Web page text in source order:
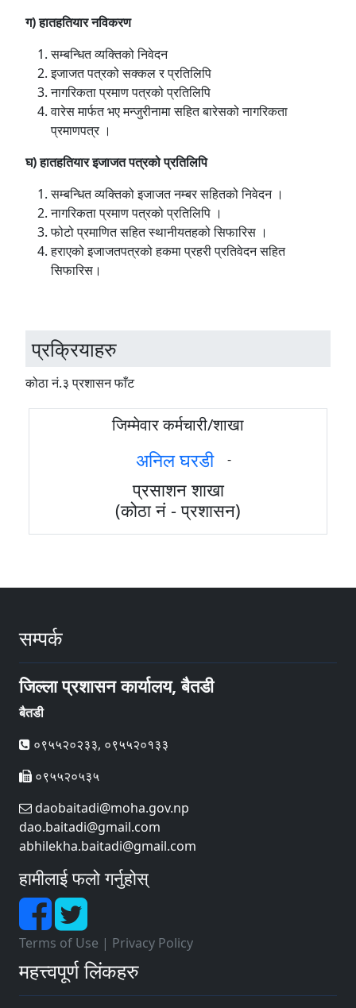
ग) हातहतियार नविकरण
सम्बन्धित व्यक्तिको निवेदन
इजाजत पत्रको सक्कल र प्रतिलिपि
नागरिकता प्रमाण पत्रको प्रतिलिपि
वारेस मार्फत भए मन्जुरीनामा सहित बारेसको नागरिकता
प्रमाणपत्र ।
घ) हातहतियार इजाजत पत्रको प्रतिलिपि
सम्बन्धित व्यक्तिको इजाजत नम्बर सहितको निवेदन ।
नागरिकता प्रमाण पत्रको प्रतिलिपि ।
फोटो प्रमाणित सहित स्थानीयतहको सिफारिस ।
हराएको इजाजतपत्रको हकमा प्रहरी प्रतिवेदन सहित
सिफारिस।
प्रक्रियाहरु
कोठा नं.३ प्रशासन फाँट
जिम्मेवार कर्मचारी/शाखा
अनिल घरडी -
प्रसाशन शाखा
(कोठा नं - प्रशासन)
सम्पर्क
जिल्ला प्रशासन कार्यालय, बैतडी
बैतडी
०९५५२०२३३, ०९५५२०१३३
०९५५२०५३५
daobaitadi@moha.gov.np
dao.baitadi@gmail.com
abhilekha.baitadi@gmail.com
हामीलाई फलो गर्नुहोस्
Terms of Use | Privacy Policy
महत्त्वपूर्ण लिंकहरु